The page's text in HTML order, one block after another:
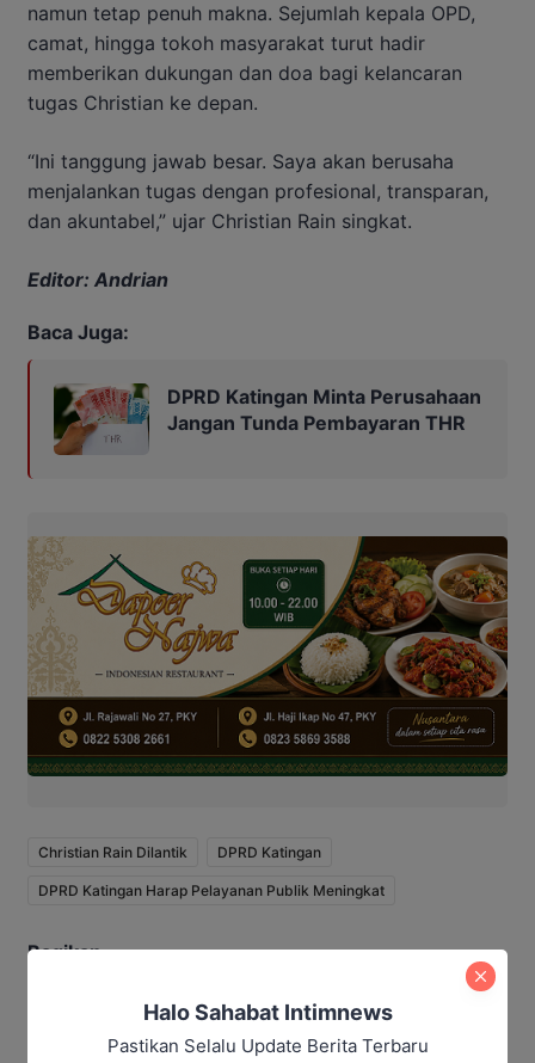
namun tetap penuh makna. Sejumlah kepala OPD,
camat, hingga tokoh masyarakat turut hadir
memberikan dukungan dan doa bagi kelancaran
tugas Christian ke depan.
“Ini tanggung jawab besar. Saya akan berusaha
menjalankan tugas dengan profesional, transparan,
dan akuntabel,” ujar Christian Rain singkat.
Editor: Andrian
Baca Juga:
DPRD Katingan Minta Perusahaan
Jangan Tunda Pembayaran THR
Christian Rain Dilantik DPRD Katingan
DPRD Katingan Harap Pelayanan Publik Meningkat
Bagikan
Halo Sahabat Intimnews
Pastikan Selalu Update Berita Terbaru